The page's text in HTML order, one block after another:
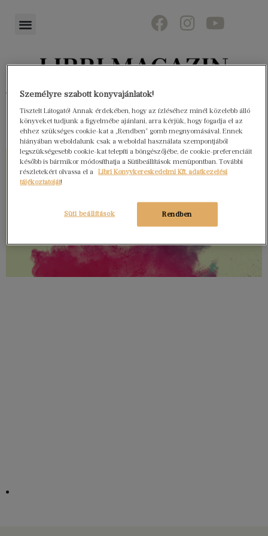
Könyvektől az olvasókig
Személyre szabott könyvajánlatok!
Tisztelt Látogató! Annak érdekében, hogy az ízléséhez minél közelebb álló
könyveket tudjunk a figyelmébe ajánlani, arra kérjük, hogy fogadja el az
ehhez szükséges cookie-kat a „Rendben” gomb megnyomásával. Ennek
hiányában weboldalunk csak a weboldal használata szempontjából
legszükségesebb cookie-kat telepíti a böngészőjébe, de cookie-preferenciáit
később is bármikor módosíthatja a Sütibeállítások menüpontban. További
részletekért olvassa el a
Libri Könyvkereskedelmi Kft. adatkezelési
tájékoztatóját!
Rendben
Süti beállítások